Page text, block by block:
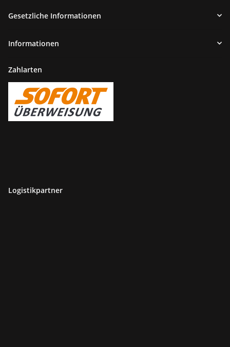
Gesetzliche Informationen
Informationen
Zahlarten
Logistikpartner